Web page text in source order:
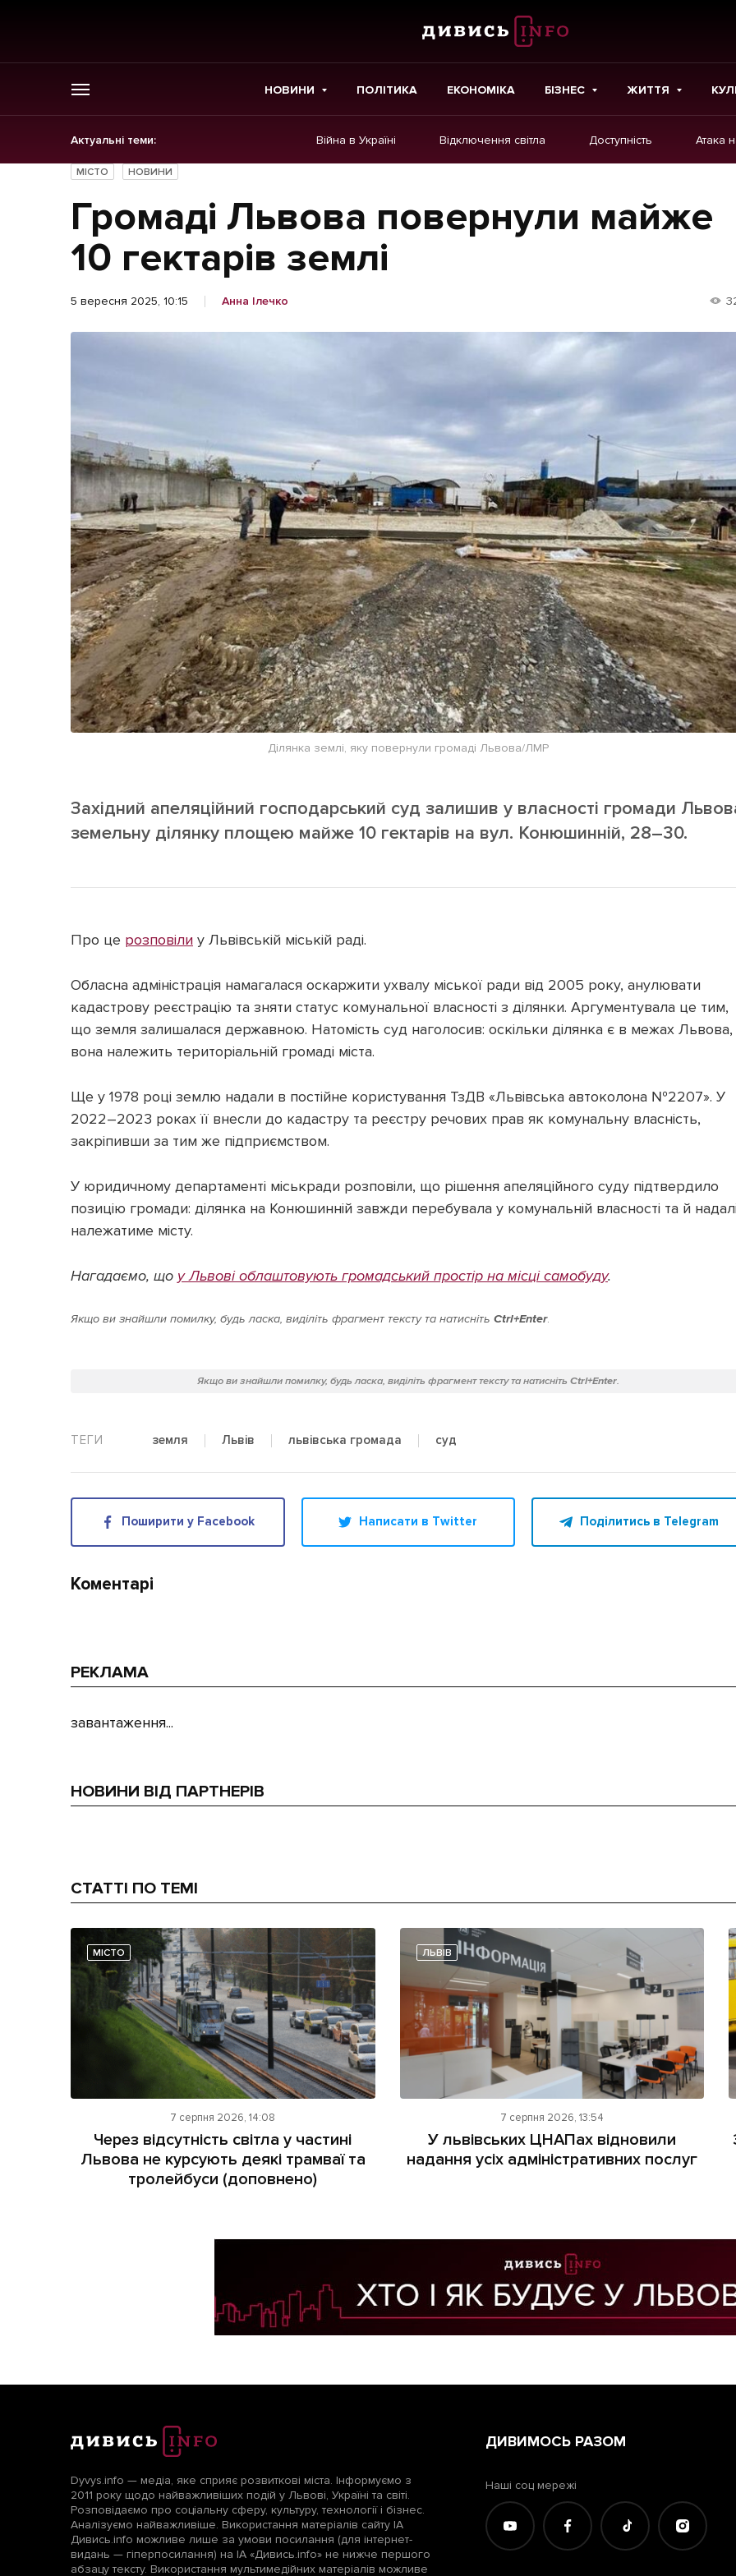
НОВИНИ ПОЛІТИКА ЕКОНОМІКА БІЗНЕС ЖИТТЯ
Актуальні теми: Війна в Україні Відключення світла Доступність Атака
ГОЛОВНЕ
Новини
Політика
Бізнес
Культура
Афіша
Картки
Ініціативи
Лонгріди
[email protected]
Політика
МІСТО НОВИНИ
Громаді Львова повернули майже
10 гектарів землі
5 вересня 2025, 10:15 Анна Ілечко
Ділянка землі, яку повернули громаді Львова/ЛМР
Західний апеляційний господарський суд залишив у власності громади
земельну ділянку площею майже 10 гектарів на вул. Конюшинній, 28–30.
Про це розповіли у Львівській міській раді.
Обласна адміністрація намагалася оскаржити ухвалу міської ради від 2005 року, анулювати
кадастрову реєстрацію та зняти статус комунальної власності з ділянки. Аргументувала це тим,
що земля залишалася державною. Натомість суд наголосив: оскільки ділянка є в межах Львова,
вона належить територіальній громаді міста.
Ще у 1978 році землю надали в постійне користування ТзДВ «Львівська автоколона №2207». У
2022–2023 роках її внесли до кадастру та реєстру речових прав як комунальну власність,
закріпивши за тим же підприємством.
У юридичному департаменті міськради розповіли, що рішення апеляційного суду підтвердило
позицію громади: ділянка на Конюшинній завжди перебувала у комунальній власності та й
належатиме місту.
Нагадаємо, що у Львові облаштовують громадський простір на місці самобуду.
Якщо ви знайшли помилку, будь ласка, виділіть фрагмент тексту та натисніть Ctrl+Enter.
Якщо ви знайшли помилку, будь ласка, виділіть фрагмент тексту та натисніть Ctrl+Enter.
земля Львів львівська громада суд
Поширити у Facebook Написати в Twitter Поділитись в Telegram
Коментарі
РЕКЛАМА
завантаження...
НОВИНИ ВІД ПАРТНЕРІВ
СТАТТІ ПО ТЕМІ
МІСТО
7 серпня 2026, 14:08
Через відсутність світла у частині
Львова не курсують деякі трамваї та
тролейбуси (доповнено)
ЛЬВІВ
7 серпня 2026, 13:54
У львівських ЦНАПах відновили
надання усіх адміністративних послуг
Dyvys.info — медіа, яке сприяє розвиткові міста. Інформуємо з
2011 року щодо найважливіших подій у Львові, Україні та світі.
Розповідаємо про соціальну сферу, культуру, технології і бізнес.
Аналізуємо найважливіше. Використання матеріалів сайту ІА
Дивись.info можливе лише за умови посилання (для інтернет-
видань — гіперпосилання) на ІА «Дивись.info» не нижче першого
абзацу тексту. Використання мультимедійних матеріалів можливе
ДИВИМОСЬ РАЗОМ
Наші соц мережі